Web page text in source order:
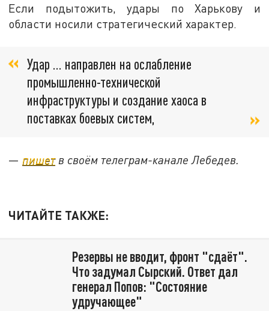
Если подытожить, удары по Харькову и
области носили стратегический характер.
Удар … направлен на ослабление
промышленно-технической
инфраструктуры и создание хаоса в
поставках боевых систем,
— пишетв своём телеграм-канале Лебедев.
ЧИТАЙТЕ ТАКЖЕ:
Резервы не вводит, фронт "сдаёт".
Что задумал Сырский. Ответ дал
генерал Попов: "Состояние
удручающее"